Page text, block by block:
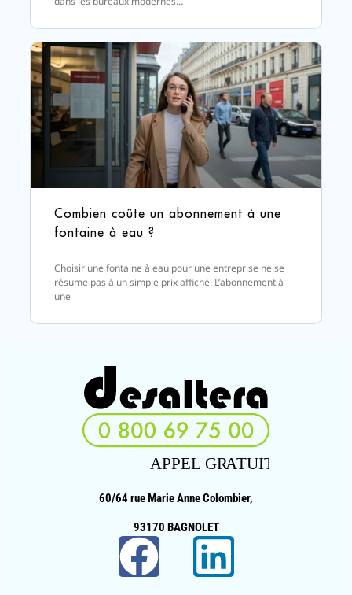
Combien coûte un abonnement à une
fontaine à eau ?
Choisir une fontaine à eau pour une entreprise ne se
résume pas à un simple prix affiché. L’abonnement à
une
60/64 rue Marie Anne Colombier,
93170 BAGNOLET